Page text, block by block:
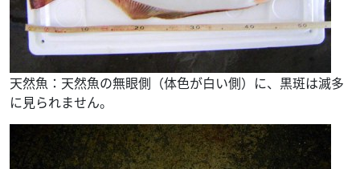
天然魚：天然魚の無眼側（体色が白い側）に、黒斑は滅多
に見られません。